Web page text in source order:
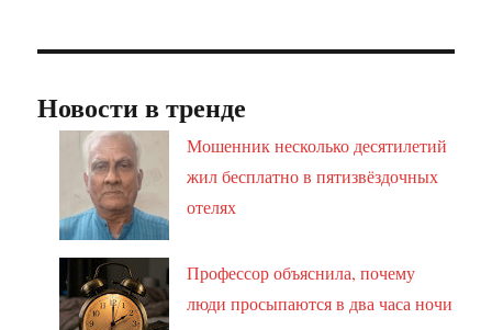
Новости в тренде
Мошенник несколько десятилетий
жил бесплатно в пятизвёздочных
отелях
Профессор объяснила, почему
люди просыпаются в два часа ночи